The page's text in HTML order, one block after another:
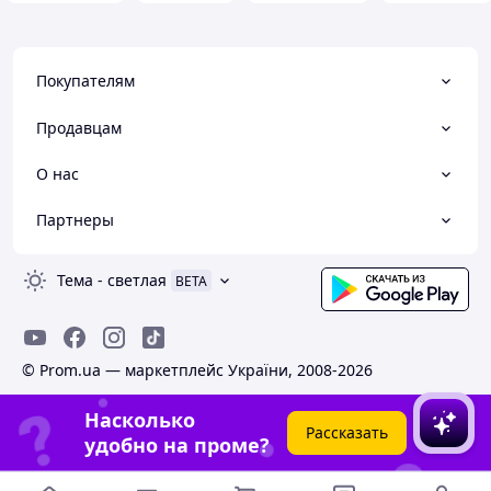
додаванням еластану 2-3%), і трохи
градусів на 5-10 більш
Преимущества
Недостатки
уточнювати при замовленні.
Покупателям
Продавцам
О нас
Партнеры
Тема - светлая BETA
© Prom.ua — маркетплейс України, 2008-2026
Насколько
удобно на проме?
Рассказать